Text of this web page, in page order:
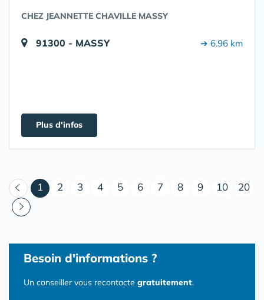
CHEZ JEANNETTE CHAVILLE MASSY
91300 - MASSY ➔ 6.96 km
Plus d'infos
1 (courant)
2 3 4 5 6 7 8 9 10 20
Besoin d'informations ?
Un conseiller vous recontacte gratuitement.